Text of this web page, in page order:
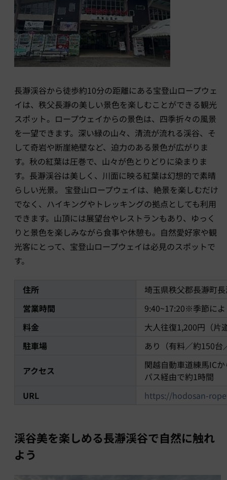
長瀞渓谷から徒歩約10分の距離にある宝登山ロープウェ
イは、秩父長瀞の美しい景色を楽しむことができる観光
スポット。ロープウェイからの景色は、四季折々の風景
を一望できます。深い緑の山々、清流が流れる渓谷、そ
して奇岩や断崖絶壁など、迫力のある景色が広がりま
す。秋の紅葉は圧巻で、山々が色とりどりに染まりま
す。長瀞渓谷は美しく、川面に映る紅葉は幻想的で素晴
らしい光景。 宝登山ロープウェイは、絶景を楽しむだけ
でなく、ハイキングやトレッキングの拠点としても利用
できます。山頂には展望台やレストランもあり、ゆっく
りと景色を楽しみながら食事や休憩も。自然愛好家や観
光客にとって、宝登山ロープウェイは必見のスポットで
す。
住所
埼玉県秩父郡長瀞町
営業時間
9:40~17:20※季節に
料金
大人往復1,200円（片
駐車場
あり（有料／約150
アクセス
関越自動車道練馬IC
パス経由で約1時間
URL
https://hodosan-
渓谷美を楽しめる長瀞渓谷で自然に触れ
よう